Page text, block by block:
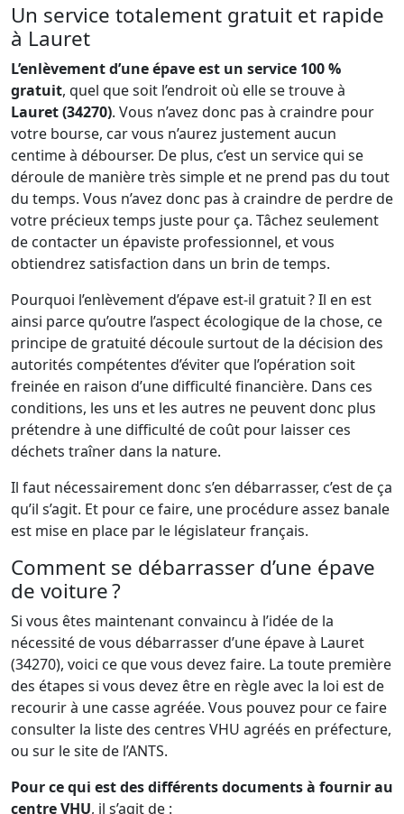
Un service totalement gratuit et rapide
à Lauret
L’enlèvement d’une épave est un service 100 %
gratuit, quel que soit l’endroit où elle se trouve à
Lauret (34270). Vous n’avez donc pas à craindre pour
votre bourse, car vous n’aurez justement aucun
centime à débourser. De plus, c’est un service qui se
déroule de manière très simple et ne prend pas du tout
du temps. Vous n’avez donc pas à craindre de perdre de
votre précieux temps juste pour ça. Tâchez seulement
de contacter un épaviste professionnel, et vous
obtiendrez satisfaction dans un brin de temps.
Pourquoi l’enlèvement d’épave est-il gratuit ? Il en est
ainsi parce qu’outre l’aspect écologique de la chose, ce
principe de gratuité découle surtout de la décision des
autorités compétentes d’éviter que l’opération soit
freinée en raison d’une difficulté financière. Dans ces
conditions, les uns et les autres ne peuvent donc plus
prétendre à une difficulté de coût pour laisser ces
déchets traîner dans la nature.
Il faut nécessairement donc s’en débarrasser, c’est de ça
qu’il s’agit. Et pour ce faire, une procédure assez banale
est mise en place par le législateur français.
Comment se débarrasser d’une épave
de voiture ?
Si vous êtes maintenant convaincu à l’idée de la
nécessité de vous débarrasser d’une épave à Lauret
(34270), voici ce que vous devez faire. La toute première
des étapes si vous devez être en règle avec la loi est de
recourir à une casse agréée. Vous pouvez pour ce faire
consulter la liste des centres VHU agréés en préfecture,
ou sur le site de l’ANTS.
Pour ce qui est des différents documents à fournir au
centre VHU, il s’agit de :